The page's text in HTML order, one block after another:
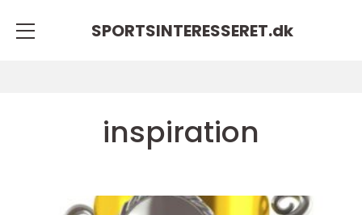
SPORTSINTERESSERET.dk
inspiration